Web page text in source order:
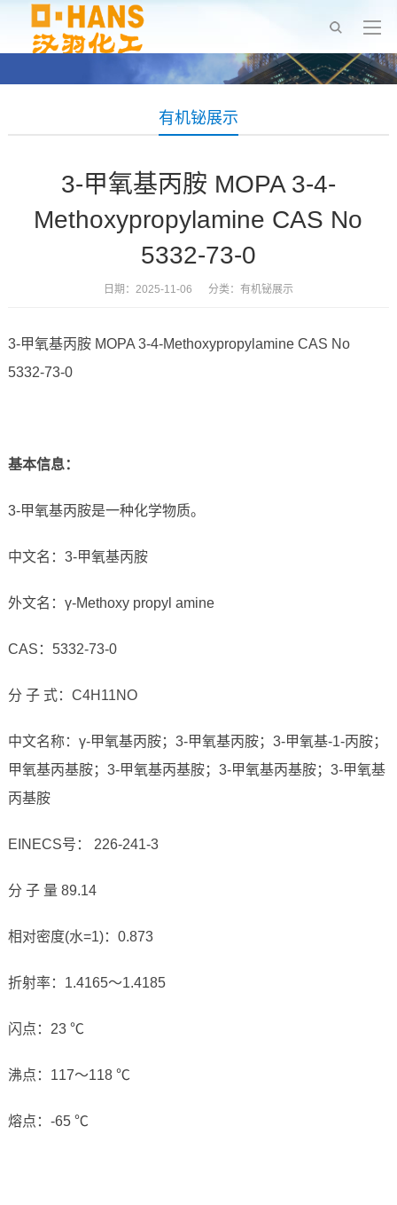
有机铋展示
3-甲氧基丙胺 MOPA 3-4-
Methoxypropylamine CAS No
5332-73-0
日期：2025-11-06 分类： 有机铋展示
3-甲氧基丙胺 MOPA 3-4-Methoxypropylamine CAS No
5332-73-0
基本信息：
3-甲氧基丙胺是一种化学物质。
中文名：3-甲氧基丙胺
外文名：γ-Methoxy propyl amine
CAS：5332-73-0
分 子 式：C4H11NO
中文名称：γ-甲氧基丙胺；3-甲氧基丙胺；3-甲氧基-1-丙胺；
甲氧基丙基胺；3-甲氧基丙基胺；3-甲氧基丙基胺；3-甲氧基
丙基胺
EINECS号： 226-241-3
分 子 量 89.14
相对密度(水=1)：0.873
折射率：1.4165～1.4185
闪点：23 ℃
沸点：117～118 ℃
熔点：-65 ℃